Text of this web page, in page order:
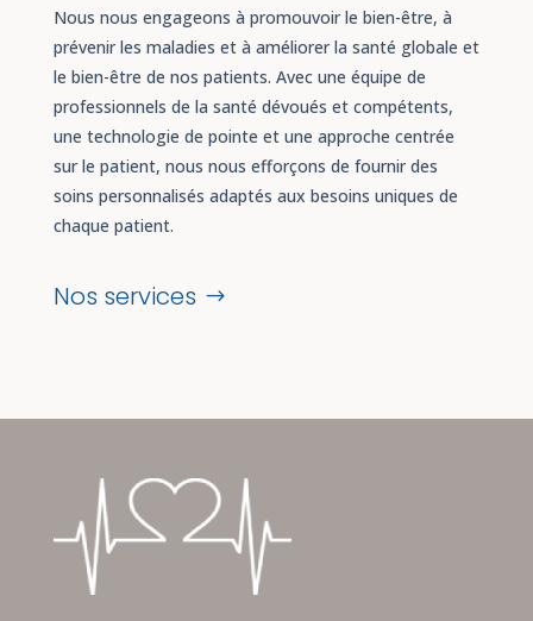
Nous nous engageons à promouvoir le bien-être, à
prévenir les maladies et à améliorer la santé globale et
le bien-être de nos patients. Avec une équipe de
professionnels de la santé dévoués et compétents,
une technologie de pointe et une approche centrée
sur le patient, nous nous efforçons de fournir des
soins personnalisés adaptés aux besoins uniques de
chaque patient.
Nos services